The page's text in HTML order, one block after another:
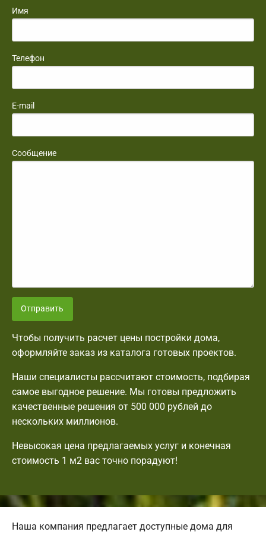
Имя
Телефон
E-mail
Сообщение
Отправить
Чтобы получить расчет цены постройки дома,
оформляйте заказ из каталога готовых проектов.
Наши специалисты рассчитают стоимость, подбирая
самое выгодное решение. Мы готовы предложить
качественные решения от 500 000 рублей до
нескольких миллионов.
Невысокая цена предлагаемых услуг и конечная
стоимость 1 м2 вас точно порадуют!
Наша компания предлагает доступные дома для